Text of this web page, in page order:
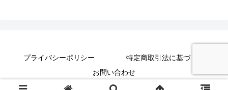
プライバシーポリシー
特定商取引法に基づく表記
お問い合わせ